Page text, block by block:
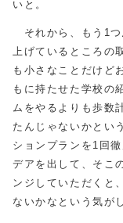
いと。
それから、もう1つ
上げているところの
も小さなことだけど
もに持たせた学校の
ムをやるよりも歩数
たんじゃないかとい
ションプランを1回
デアを出して、そこ
ンジしていただくと
ないかなという気が